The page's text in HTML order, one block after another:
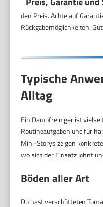
den Preis. Achte auf
Rückgabemöglichkeiten.
Typische
Alltag
Ein Dampfreiniger ist
Routineaufgaben und für
Mini-Storys zeigen
wo sich der Einsatz lohnt
Böden aller Art
Du hast verschütteten